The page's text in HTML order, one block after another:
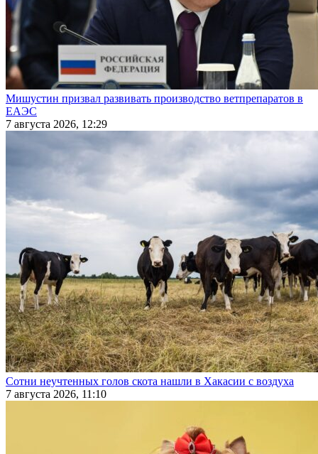
Мишустин призвал развивать производство ветпрепаратов в
ЕАЭС
7 августа 2026, 12:29
Сотни неучтенных голов скота нашли в Хакасии с воздуха
7 августа 2026, 11:10